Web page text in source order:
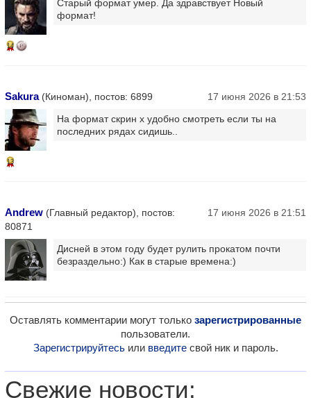
14
Старый формат умер. Да здравствует Новый
формат!
Sakura(Киноман), постов: 6899 17 июня 2026 в 21:53
13
На формат скрин х удобно смотреть если ты на
последних рядах сидишь..
Andrew (Главный редактор), постов:
80871
17 июня 2026 в 21:51
Дисней в этом году будет рулить прокатом почти
безраздельно:) Как в старые времена:)
Оставлять комментарии могут только зарегистрированные
пользователи.
Зарегистрируйтесьили введитесвой ник и пароль.
Свежие новости: